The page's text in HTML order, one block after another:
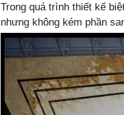
Trong quá trình thiết kế
nhưng không kém phần